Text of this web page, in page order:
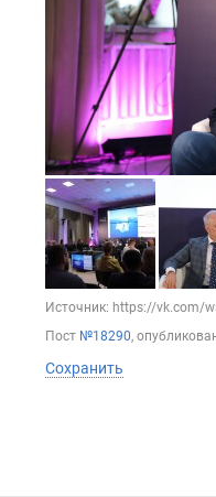
Источник: https://vk.com/
Пост №18290,
Сохранить